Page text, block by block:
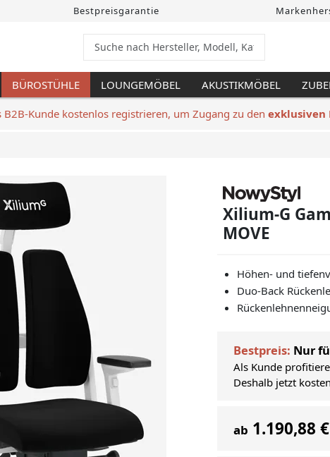
Bestpreisgarantie
BÜROSTÜHLE LOUNGEMÖBEL AKUSTIKMÖBEL
B2B-Kunde kostenlos registrieren, um Zugang zu den exklusiven
Xilium-G
MOVE
Höhen- und
Duo-Back
Bestpreis: Nur
Als Kunde
Deshalb jetzt
ab 1.190,88 €